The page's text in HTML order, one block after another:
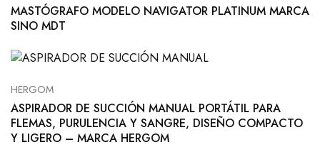
MASTÓGRAFO MODELO NAVIGATOR PLATINUM MARCA
SINO MDT
HERGOM
ASPIRADOR DE SUCCIÓN MANUAL PORTÁTIL PARA
FLEMAS, PURULENCIA Y SANGRE, DISEÑO COMPACTO
Y LIGERO – MARCA HERGOM